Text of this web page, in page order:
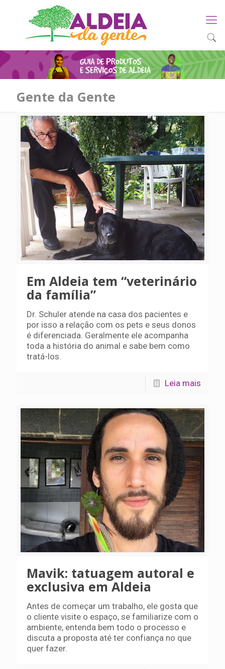
Gente da Gente
Em Aldeia tem “veterinário
da família”
Dr. Schuler atende na casa dos pacientes e
por isso a relação com os pets e seus donos
é diferenciada. Geralmente ele acompanha
toda a história do animal e sabe bem como
tratá-los.
Leia mais
Mavik: tatuagem autoral e
exclusiva em Aldeia
Antes de começar um trabalho, ele gosta que
o cliente visite o espaço, se familiarize com o
ambiente, entenda bem todo o processo e
discuta a proposta até ter confiança no que
quer fazer.